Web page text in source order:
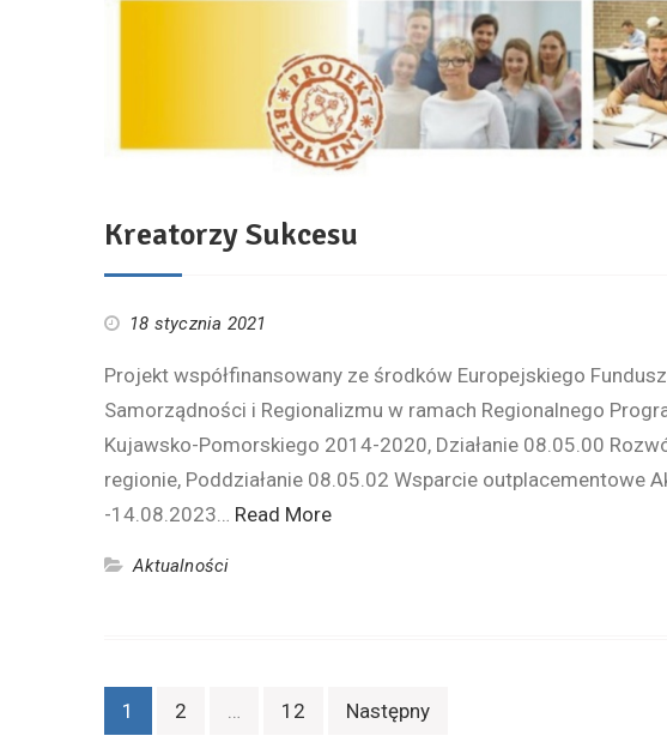
Kreatorzy Sukcesu
18 stycznia 2021
Projekt współfinansowany ze środków Europejskiego
Samorządności i Regionalizmu w ramach Regionalnego
Kujawsko-Pomorskiego 2014-2020, Działanie 08.05.00
regionie, Poddziałanie 08.05.02 Wsparcie outplacementowe
-14.08.2023… Read More
Aktualności
Nawigacja
1 2 … 12 Następny